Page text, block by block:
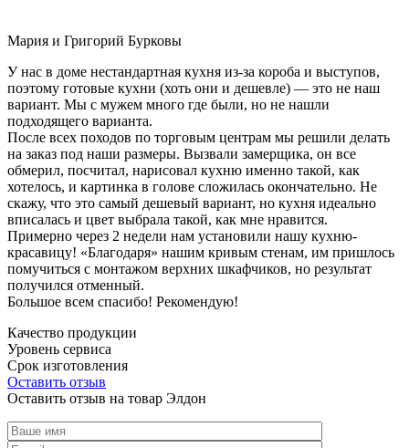
Мария и Григорий Бурковы
У нас в доме нестандартная кухня из-за короба и выступов,
поэтому готовые кухни (хоть они и дешевле) — это не наш
вариант. Мы с мужем много где были, но не нашли
подходящего варианта.
После всех походов по торговым центрам мы решили делать
на заказ под наши размеры. Вызвали замерщика, он все
обмерил, посчитал, нарисовал кухню именно такой, как
хотелось, и картинка в голове сложилась окончательно. Не
скажу, что это самый дешевый вариант, но кухня идеально
вписалась и цвет выбрала такой, как мне нравится.
Примерно через 2 недели нам установили нашу кухню-
красавицу! «Благодаря» нашим кривым стенам, им пришлось
помучиться с монтажом верхних шкафчиков, но результат
получился отменный.
Большое всем спасибо! Рекомендую!
Качество продукции
Уровень сервиса
Срок изготовления
Оставить отзыв
Оставить отзыв на товар Элдон